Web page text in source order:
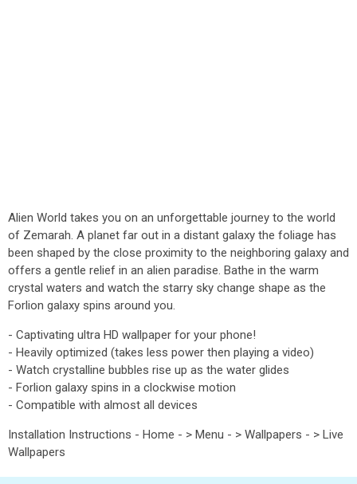
Alien World takes you on an unforgettable journey to the world
of Zemarah. A planet far out in a distant galaxy the foliage has
been shaped by the close proximity to the neighboring galaxy and
offers a gentle relief in an alien paradise. Bathe in the warm
crystal waters and watch the starry sky change shape as the
Forlion galaxy spins around you.
- Captivating ultra HD wallpaper for your phone!
- Heavily optimized (takes less power then playing a video)
- Watch crystalline bubbles rise up as the water glides
- Forlion galaxy spins in a clockwise motion
- Compatible with almost all devices
Installation Instructions - Home - > Menu - > Wallpapers - > Live
Wallpapers